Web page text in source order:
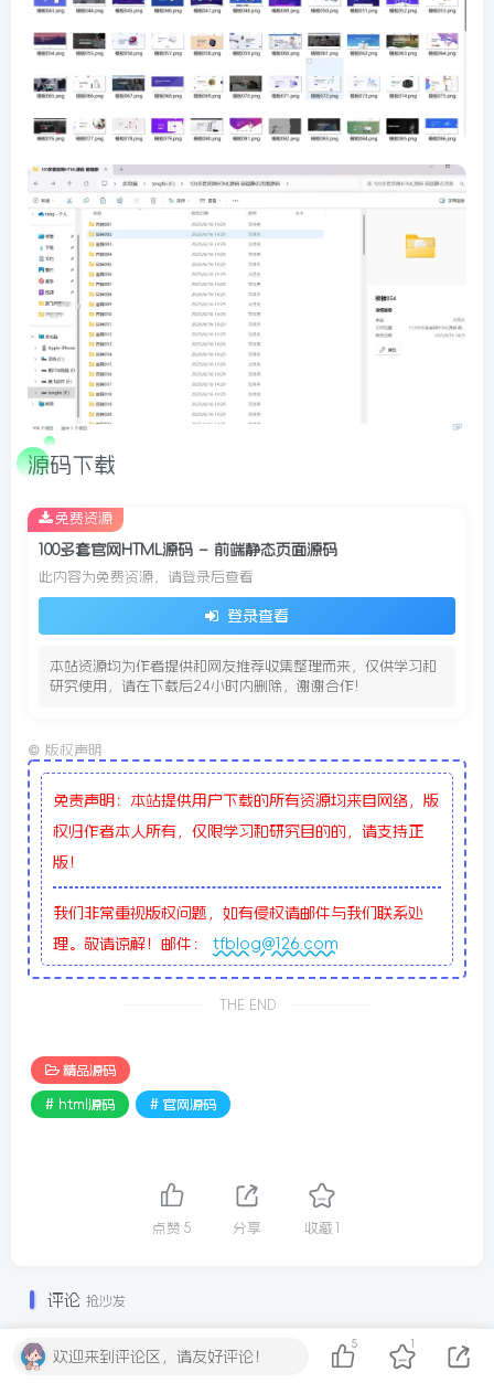
源码下载
100多套官网HTML源码 – 前端静态页面源码
此内容为免费资源，请登录后查看
登录查看
本站资源均为作者提供和网友推荐收集整理而来，仅供学习和
研究使用，请在下载后24小时内删除，谢谢合作!
免费资源
© 版权声明
免责声明：本站提供用户下载的所有资源均来自网络，版
权归作者本人所有，仅限学习和研究目的的，请支持正
版！
我们非常重视版权问题，如有侵权请邮件与我们联系处
理。敬请谅解！邮件： tfblog@126.com
THE END
精品源码
# html源码 # 官网源码
点赞 5 分享 收藏 1
评论 抢沙发
欢迎来到评论区，请友好评论！
5 1